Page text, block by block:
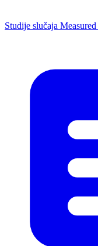
Studije slučaja